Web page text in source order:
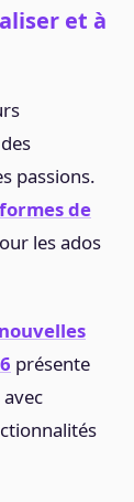
et à
passions.
de
les ados
présente